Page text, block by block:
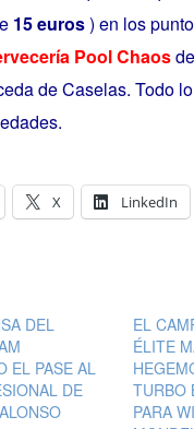
15 euros) en los
Pool Chaos
de Caselas. Todo
X LinkedIn
DEL
EL PASE AL
DE
EL
ÉLITE
TURBO
PARA